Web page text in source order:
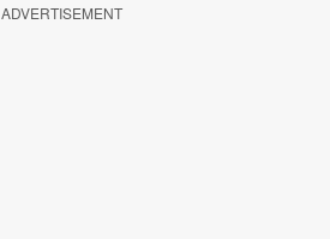
ADVERTISEMENT